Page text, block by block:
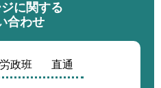
に関する
合わせ
政班 直通